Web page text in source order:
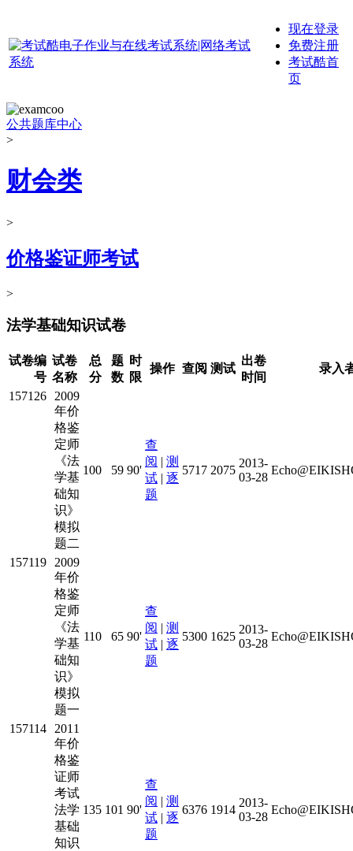
现在登录
免费注册
考试酷首
页
公共题库中心
>
财会类
>
价格鉴证师考试
>
法学基础知识试卷
试卷编
号
试卷
名称
总
分
题
数
时
限
操作 查阅 测试
出卷
时间
录入
157126
2009
年价
格鉴
定师
《法
学基
础知
识》
模拟
题二
100 59 90'
查
阅 | 测
试 | 逐
题
5717 2075
2013-
03-28
157119
2009
年价
格鉴
定师
《法
学基
础知
识》
模拟
题一
110 65 90'
查
阅 | 测
试 | 逐
题
5300 1625
2013-
03-28
157114
2011
年价
格鉴
证师
考试
法学
基础
知识
135 101 90'
查
阅 | 测
试 | 逐
题
6376 1914
2013-
03-28